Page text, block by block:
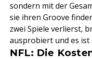
sondern mit der
sie ihren Groove
zwei Spiele verlierst,
ausprobiert und es ist
NFL: Die